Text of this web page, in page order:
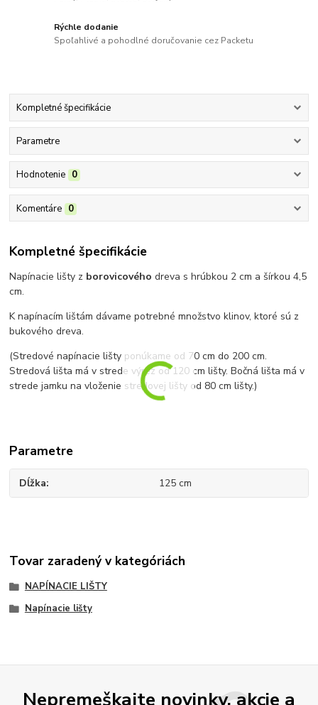
Rýchle dodanie
Spoľahlivé a pohodlné doručovanie cez Packetu
Kompletné špecifikácie
Parametre
Hodnotenie 0
Komentáre 0
Kompletné špecifikácie
Napínacie lišty z borovicovéhodreva s hrúbkou 2 cm a šírkou 4,5
cm.
K napínacím lištám dávame potrebné množstvo klinov, ktoré sú z
bukového dreva.
(Stredové napínacie lišty ponúkame od 70 cm do 200 cm.
Stredová lišta má v strede výrez od 120 cm lišty. Bočná lišta má v
strede jamku na vloženie stredovej lišty od 80 cm lišty.)
Parametre
Dĺžka 125 cm
Tovar zaradený v kategóriách
NAPÍNACIE LIŠTY
Napínacie lišty
Nepremeškajte novinky, akcie a